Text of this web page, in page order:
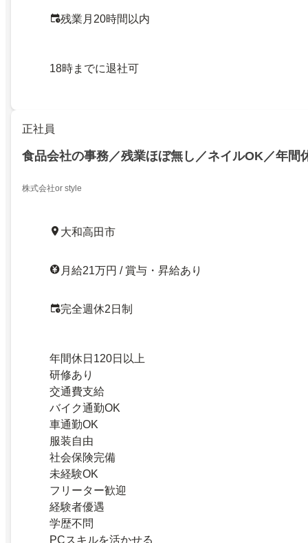
残業月20時間以内
18時までに退社可
正社員
食品会社の事務／残業ほぼ無し／ネイルOK／年間
株式会社or style
大和高田市
月給21万円 / 賞与・昇給あり
完全週休2日制
年間休日120日以上
研修あり
交通費支給
バイク通勤OK
車通勤OK
服装自由
社会保険完備
未経験OK
フリーター歓迎
経験者優遇
学歴不問
PCスキルを活かせる